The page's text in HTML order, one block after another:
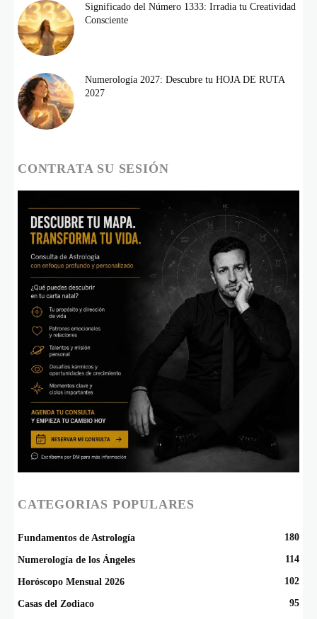
Significado del Número 1333: Irradia tu Creatividad
Consciente
Numerología 2027: Descubre tu HOJA DE RUTA
2027
CONTRATA SU SESIÓN
CATEGORIAS POPULARES
Fundamentos de Astrología 180
Numerología de los Ángeles 114
Horóscopo Mensual 2026 102
Casas del Zodiaco 95